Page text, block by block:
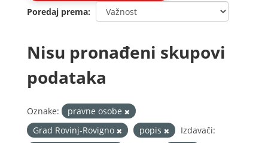
Poredaj prema
Nisu pronađeni skupovi
podataka
Oznake:
pravne osobe
Grad Rovinj-Rovigno
popis
Izdavači: